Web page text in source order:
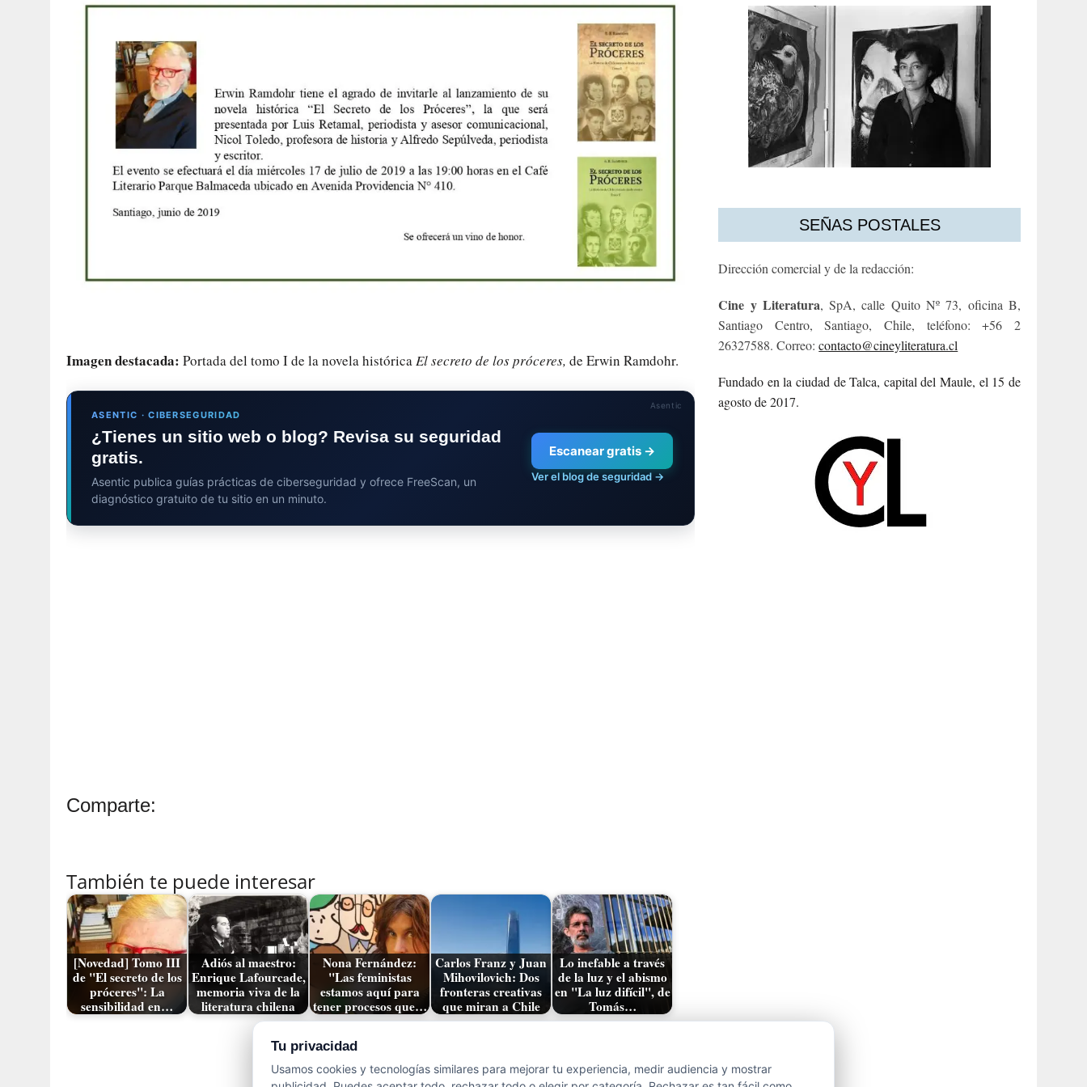
Imagen destacada: Portada del tomo I de la novela históricaEl secreto de los próceres, de Erwin Ramdohr.
Asentic
ASENTIC · CIBERSEGURIDAD
¿Tienes un sitio web o blog? Revisa su seguridad
gratis.
Asentic publica guías prácticas de ciberseguridad y ofrece FreeScan, un
diagnóstico gratuito de tu sitio en un minuto.
Escanear gratis →
Ver el blog de seguridad →
Comparte:
También te puede interesar
[Novedad] Tomo III
de "El secreto de los
próceres": La
sensibilidad en…
Adiós al maestro:
Enrique Lafourcade,
memoria viva de la
literatura chilena
Nona Fernández:
"Las feministas
estamos aquí para
tener procesos que…
Carlos Franz y Juan
Mihovilovich: Dos
fronteras creativas
que miran a Chile
Lo inefable a través
de la luz y el abismo
en "La luz difícil", de
Tomás…
Entrada anterior
SEÑAS POSTALES
Dirección comercial y de la redacción:
Cine y Literatura, SpA, calle Quito Nº 73, oficina B,
Santiago Centro, Santiago, Chile, teléfono: +56 2
26327588. Correo:contacto@cineyliteratura.cl
Fundado en la ciudad de Talca, capital del Maule, el 15 de
agosto de 2017.
Tu privacidad
Usamos cookies y tecnologías similares para mejorar tu experiencia, medir audiencia y mostrar